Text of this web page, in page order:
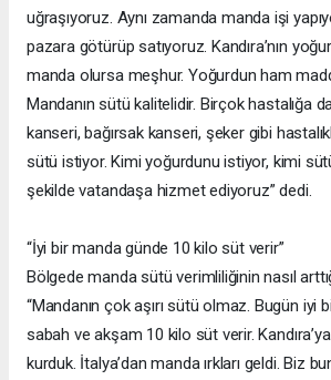
uğraşıyoruz. Aynı zamanda manda işi
pazara götürüp satıyoruz. Kandıra’nın
manda olursa meşhur. Yoğurdun ham
Mandanın sütü kalitelidir. Birçok hastalığa
kanseri, bağırsak kanseri, şeker gibi
sütü istiyor. Kimi yoğurdunu istiyor, kimi
şekilde vatandaşa hizmet ediyoruz” dedi.
“İyi bir manda günde 10 kilo süt verir”
Bölgede manda sütü verimliliğinin nasıl
“Mandanın çok aşırı sütü olmaz. Bugün iyi
sabah ve akşam 10 kilo süt verir.
kurduk. İtalya’dan manda ırkları geldi. Biz